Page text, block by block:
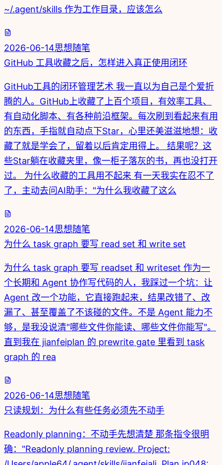
~/.agent/skills 作为工作目录，应该怎么
2026-06-14思想随笔
GitHub 工具收藏之后，怎样进入真正使用闭环
GitHub工具的闭环管理艺术 我一直以为自己是个爱折
腾的人。GitHub上收藏了上百个项目，有效率工具、
有自动化脚本、有各种前沿框架。每次刷到看起来有用
的东西，手指就自动点下Star，心里还美滋滋地想：收
藏了就是学会了，留着以后肯定用得上。 结果呢？这
些Star躺在收藏夹里，像一柜子落灰的书，再也没打开
过。 为什么收藏的工具用不起来 有一天我实在忍不了
了，主动去问AI助手："为什么我收藏了这么
2026-06-14思想随笔
为什么 task graph 要写 read set 和 write set
为什么 task graph 要写 readset 和 writeset 作为一
个长期和 Agent 协作写代码的人，我踩过一个坑：让
Agent 改一个功能，它直接跑起来，结果改错了、改
漏了、甚至覆盖了不该碰的文件。不是 Agent 能力不
够，是我没说清"哪些文件你能读、哪些文件你能写"。
直到我在 jianfeiplan 的 prewrite gate 里看到 task
graph 的 rea
2026-06-14思想随笔
只读规划：为什么有些任务必须先不动手
Readonly planning：不动手先想清楚 那条指令很明
确："Readonly planning review. Project: